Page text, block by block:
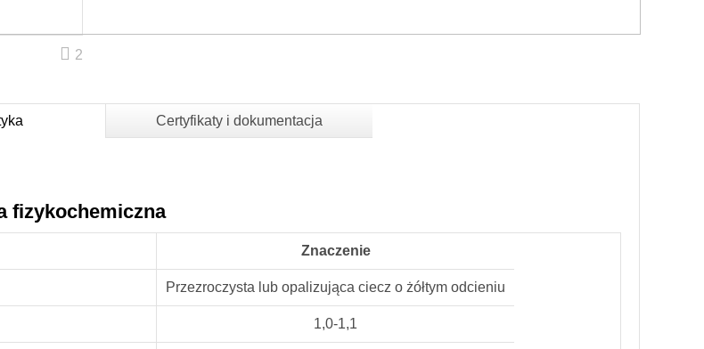
2
Certyfikaty i dokumentacja
fizykochemiczna
Znaczenie
Przezroczysta lub opalizująca ciecz o żółtym odcieniu
1,0-1,1